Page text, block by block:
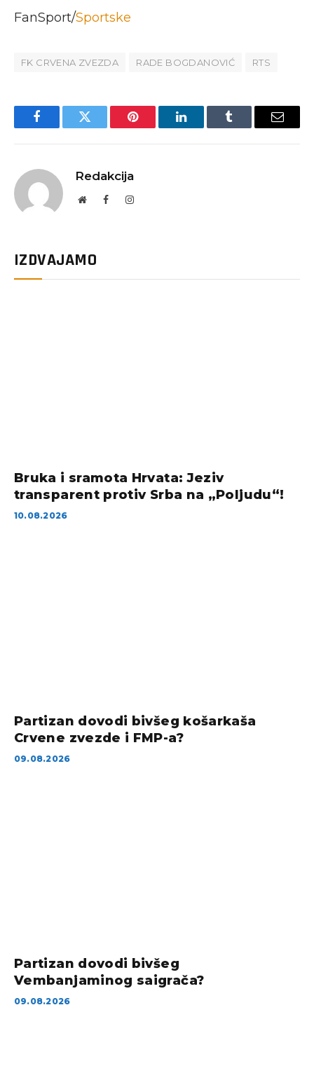
FanSport/Sportske
FK CRVENA ZVEZDA RADE BOGDANOVIĆ RTS
FacebookTwitter Pinterest LinkedInTumblr Email
Redakcija
WebsiteFacebookInstagram
IZDVAJAMO
Bruka i sramota Hrvata: Jeziv
transparent protiv Srba na „Poljudu“!
10.08.2026
Partizan dovodi bivšeg košarkaša
Crvene zvezde i FMP-a?
09.08.2026
Partizan dovodi bivšeg
Vembanjaminog saigrača?
09.08.2026